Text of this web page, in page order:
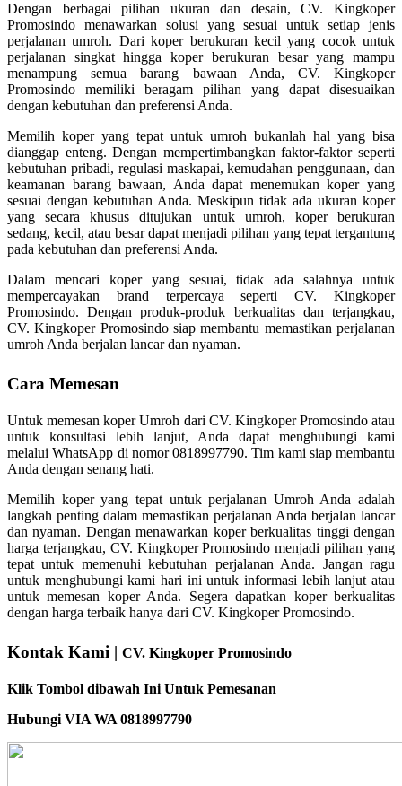
Dengan berbagai pilihan ukuran dan desain, CV. Kingkoper
Promosindo menawarkan solusi yang sesuai untuk setiap jenis
perjalanan umroh. Dari koper berukuran kecil yang cocok untuk
perjalanan singkat hingga koper berukuran besar yang mampu
menampung semua barang bawaan Anda, CV. Kingkoper
Promosindo memiliki beragam pilihan yang dapat disesuaikan
dengan kebutuhan dan preferensi Anda.
Memilih koper yang tepat untuk umroh bukanlah hal yang bisa
dianggap enteng. Dengan mempertimbangkan faktor-faktor seperti
kebutuhan pribadi, regulasi maskapai, kemudahan penggunaan, dan
keamanan barang bawaan, Anda dapat menemukan koper yang
sesuai dengan kebutuhan Anda. Meskipun tidak ada ukuran koper
yang secara khusus ditujukan untuk umroh, koper berukuran
sedang, kecil, atau besar dapat menjadi pilihan yang tepat tergantung
pada kebutuhan dan preferensi Anda.
Dalam mencari koper yang sesuai, tidak ada salahnya untuk
mempercayakan brand terpercaya seperti CV. Kingkoper
Promosindo. Dengan produk-produk berkualitas dan terjangkau,
CV. Kingkoper Promosindo siap membantu memastikan perjalanan
umroh Anda berjalan lancar dan nyaman.
Cara Memesan
Untuk memesan koper Umroh dari CV. Kingkoper Promosindo atau
untuk konsultasi lebih lanjut, Anda dapat menghubungi kami
melalui WhatsApp di nomor 0818997790. Tim kami siap membantu
Anda dengan senang hati.
Memilih koper yang tepat untuk perjalanan Umroh Anda adalah
langkah penting dalam memastikan perjalanan Anda berjalan lancar
dan nyaman. Dengan menawarkan koper berkualitas tinggi dengan
harga terjangkau, CV. Kingkoper Promosindo menjadi pilihan yang
tepat untuk memenuhi kebutuhan perjalanan Anda. Jangan ragu
untuk menghubungi kami hari ini untuk informasi lebih lanjut atau
untuk memesan koper Anda. Segera dapatkan koper berkualitas
dengan harga terbaik hanya dari CV. Kingkoper Promosindo.
Kontak Kami | CV. Kingkoper Promosindo
Klik Tombol dibawah Ini Untuk Pemesanan
Hubungi VIA WA 0818997790